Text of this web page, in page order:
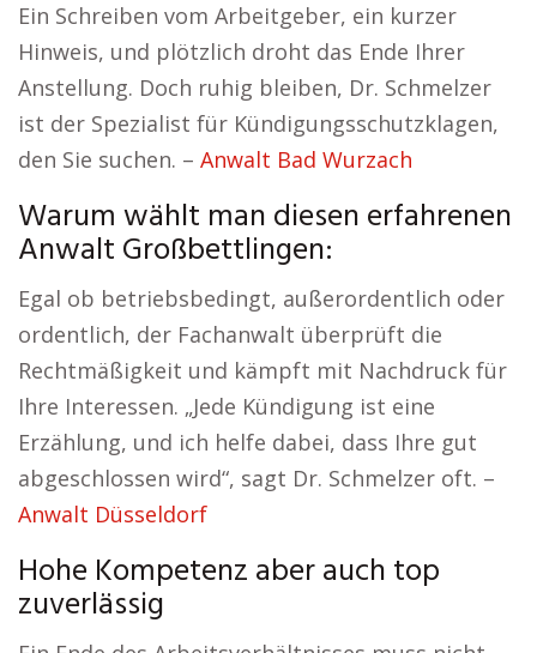
Ein Schreiben vom Arbeitgeber, ein kurzer
Hinweis, und plötzlich droht das Ende Ihrer
Anstellung. Doch ruhig bleiben, Dr. Schmelzer
ist der Spezialist für Kündigungsschutzklagen,
den Sie suchen. – Anwalt Bad Wurzach
Warum wählt man diesen erfahrenen
Anwalt Großbettlingen:
Egal ob betriebsbedingt, außerordentlich oder
ordentlich, der Fachanwalt überprüft die
Rechtmäßigkeit und kämpft mit Nachdruck für
Ihre Interessen. „Jede Kündigung ist eine
Erzählung, und ich helfe dabei, dass Ihre gut
abgeschlossen wird“, sagt Dr. Schmelzer oft. –
Anwalt Düsseldorf
Hohe Kompetenz aber auch top
zuverlässig